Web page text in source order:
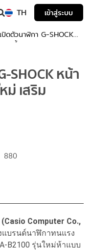
TH
เข้าสู่ระบบ
ปิดตัวนาฬิกา G-SHOCK
สุดล้ำ
SHOCK หน้า
เสริม
880
(Casio Computer Co.,
แบรนด์นาฬิกาทนแรง
B2100 รุ่นใหม่ห้าแบบ